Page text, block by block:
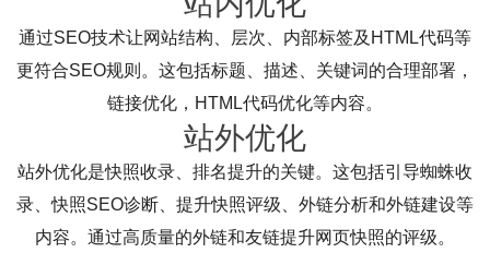
通过SEO技术让网站结构、层次、内部标签及HTML代码等
更符合SEO规则。这包括标题、描述、关键词的合理部署，
链接优化，HTML代码优化等内容。
站外优化
站外优化是快照收录、排名提升的关键。这包括引导蜘蛛收
录、快照SEO诊断、提升快照评级、外链分析和外链建设等
内容。通过高质量的外链和友链提升网页快照的评级。